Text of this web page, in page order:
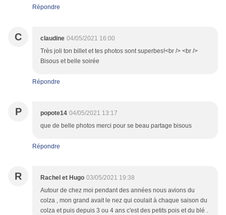
Répondre
C claudine 04/05/2021 16:00
Très joli ton billet et tes photos sont superbes!<br /> <br />
Bisous et belle soirée
Répondre
P popote14 04/05/2021 13:17
que de belle photos merci pour se beau partage bisous
Répondre
R Rachel et Hugo 03/05/2021 19:38
Autour de chez moi pendant des années nous avions du
colza , mon grand avait le nez qui coulait à chaque saison du
colza et puis depuis 3 ou 4 ans c'est des petits pois et du blé .